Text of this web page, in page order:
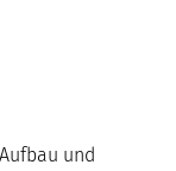
und